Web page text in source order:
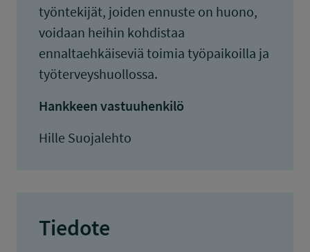
työntekijät, joiden ennuste on huono,
voidaan heihin kohdistaa
ennaltaehkäiseviä toimia työpaikoilla ja
työterveyshuollossa.
Hankkeen vastuuhenkilö
Hille Suojalehto
Tiedote